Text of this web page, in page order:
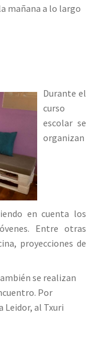
mañana a lo largo
Durante el
curso
escolar se
organizan
en cuenta los
Entre otras
proyecciones de
se realizan
Por
Leidor, al Txuri